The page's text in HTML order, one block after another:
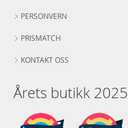
PERSONVERN
PRISMATCH
KONTAKT OSS
Årets butikk 2025